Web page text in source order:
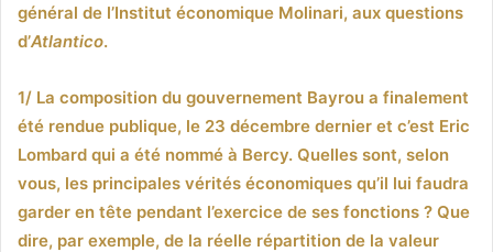
général de l’Institut économique Molinari, aux questions
d’Atlantico.
1/ La composition du gouvernement Bayrou a finalement
été rendue publique, le 23 décembre dernier et c’est Eric
Lombard qui a été nommé à Bercy. Quelles sont, selon
vous, les principales vérités économiques qu’il lui faudra
garder en tête pendant l’exercice de ses fonctions ? Que
dire, par exemple, de la réelle répartition de la valeur